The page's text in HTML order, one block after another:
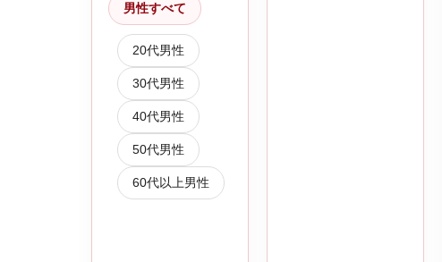
男性すべて
20代男性
30代男性
40代男性
50代男性
60代以上男性